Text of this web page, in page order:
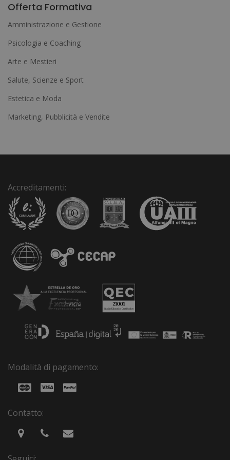
r
n
a
v
Offerta Formativa
Amministrazione e Gestione
Psicologia e Coaching
Arte e Mestieri
Salute, Scienze e Sport
Estetica e Moda
Marketing, Pubblicità e Vendite
Accreditamenti:
Modalità di pagamento:
Contatto: